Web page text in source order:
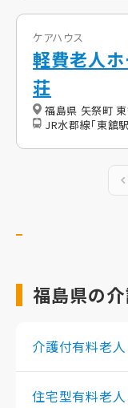
ケアハウス
軽費老人ホ
荘
福島県 矢祭町
JR水郡線「東舘
福島県の
介護付有料老
住宅型有料老人